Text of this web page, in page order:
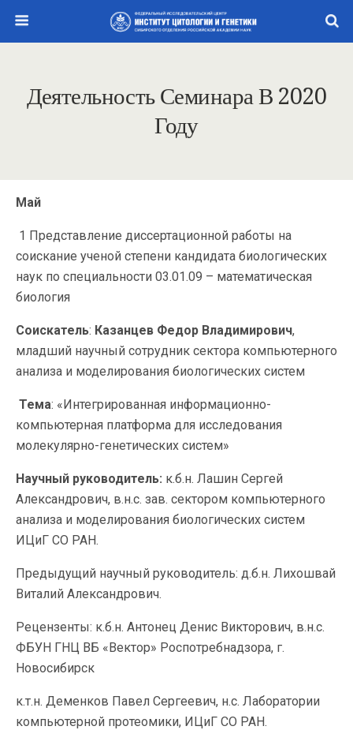
Деятельность Семинара В 2020
Году
Май
1 Представление диссертационной работы на
соискание ученой степени кандидата биологических
наук по специальности 03.01.09 – математическая
биология
Соискатель: Казанцев Федор Владимирович,
младший научный сотрудник сектора компьютерного
анализа и моделирования биологических систем
Тема: «Интегрированная информационно-
компьютерная платформа для исследования
молекулярно-генетических систем»
Научный руководитель: к.б.н. Лашин Сергей
Александрович, в.н.с. зав. сектором компьютерного
анализа и моделирования биологических систем
ИЦиГ СО РАН.
Предыдущий научный руководитель: д.б.н. Лихошвай
Виталий Александрович.
Рецензенты: к.б.н. Антонец Денис Викторович, в.н.с.
ФБУН ГНЦ ВБ «Вектор» Роспотребнадзора, г.
Новосибирск
к.т.н. Деменков Павел Сергеевич, н.с. Лаборатории
компьютерной протеомики, ИЦиГ СО РАН.